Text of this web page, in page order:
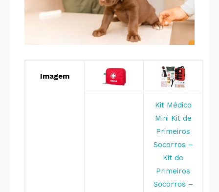
Imagem
Kit Médico
Mini Kit de
Primeiros
Socorros –
Kit de
Primeiros
Socorros –